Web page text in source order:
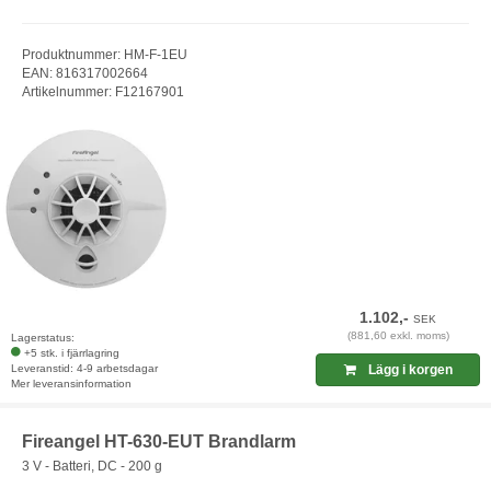
Produktnummer: HM-F-1EU
EAN: 816317002664
Artikelnummer: F12167901
Lagerstatus:
+5 stk. i fjärrlagring
Leveranstid: 4-9 arbetsdagar
Mer leveransinformation
1.102,-SEK
(881,60 exkl. moms)
Lägg i korgen
Fireangel HT-630-EUT Brandlarm
3 V - Batteri, DC - 200 g